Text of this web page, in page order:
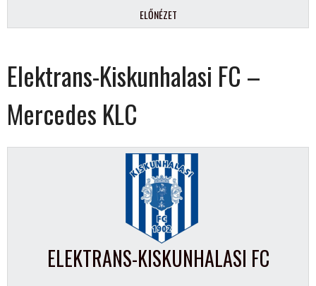
ELŐNÉZET
Elektrans-Kiskunhalasi FC –
Mercedes KLC
ELEKTRANS-KISKUNHALASI FC